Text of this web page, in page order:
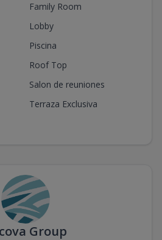
Family Room
Lobby
Piscina
Roof Top
Salon de reuniones
Terraza Exclusiva
Group